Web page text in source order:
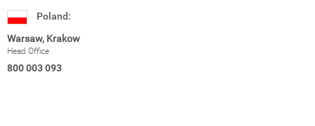
Poland:
Warsaw, Krakow
Head Office
800 003 093